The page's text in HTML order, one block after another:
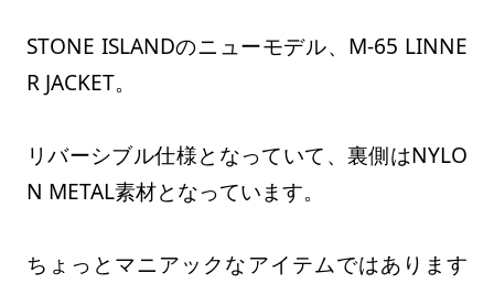
STONE ISLANDのニューモデル、M-65 LINNE
R JACKET。
リバーシブル仕様となっていて、裏側はNYLO
N METAL素材となっています。
ちょっとマニアックなアイテムではあります